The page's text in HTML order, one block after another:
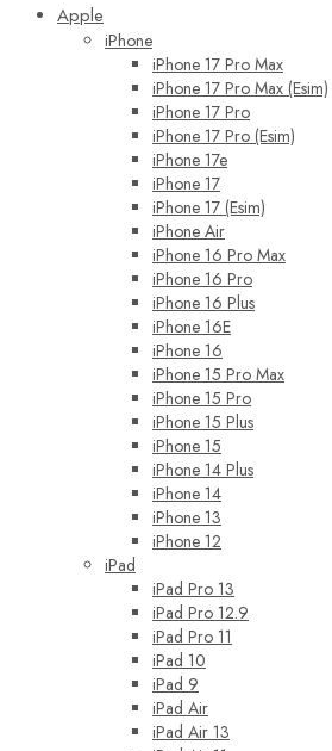
Apple
iPhone
iPhone 17 Pro Max
iPhone 17 Pro Max (Esim)
iPhone 17 Pro
iPhone 17 Pro (Esim)
iPhone 17e
iPhone 17
iPhone 17 (Esim)
iPhone Air
iPhone 16 Pro Max
iPhone 16 Pro
iPhone 16 Plus
iPhone 16E
iPhone 16
iPhone 15 Pro Max
iPhone 15 Pro
iPhone 15 Plus
iPhone 15
iPhone 14 Plus
iPhone 14
iPhone 13
iPhone 12
iPad
iPad Pro 13
iPad Pro 12.9
iPad Pro 11
iPad 10
iPad 9
iPad Air
iPad Air 13